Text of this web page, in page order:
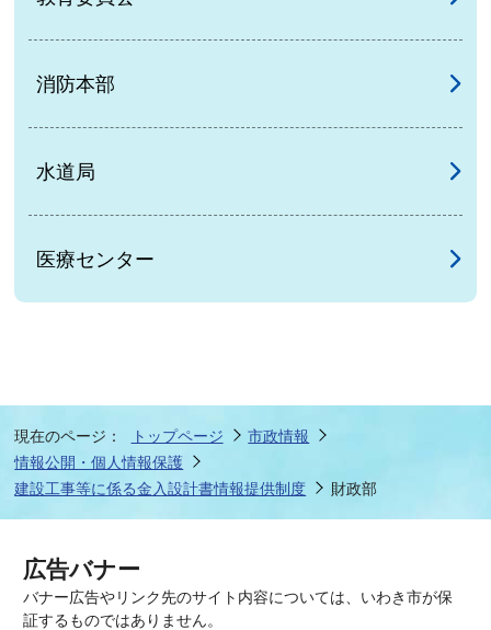
消防本部
水道局
医療センター
現在のページ： トップページ
市政情報
情報公開・個人情報保護
建設工事等に係る金入設計書情報提供制度
財政部
広告バナー
バナー広告やリンク先のサイト内容については、いわき市が保
証するものではありません。